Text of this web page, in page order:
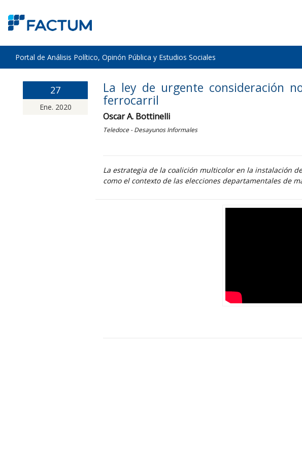
Portal de Análisis Político, Opinón Pública y Estudios Sociales
27
Ene. 2020
La ley de urgente consideración
ferrocarril
Oscar A. Bottinelli
Teledoce - Desayunos Informales
La estrategia de la coalición multicolor en la instalación
como el contexto de las elecciones departamentales de